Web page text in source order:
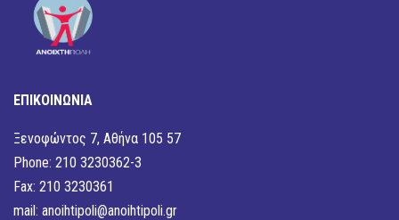
ΕΠΙΚΟΙΝΩΝΙΑ
Ξενοφώντος 7, Αθήνα 105 57
Phone: 210 3230362-3
Fax: 210 3230361
mail: anoihtipoli@anoihtipoli.gr